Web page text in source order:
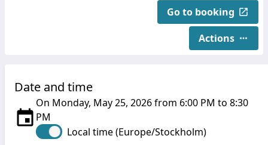
Go to booking
Actions
Date and time
On Monday, May 25, 2026 from 6:00 PM to 8:30
PM
Local time (Europe/Stockholm)